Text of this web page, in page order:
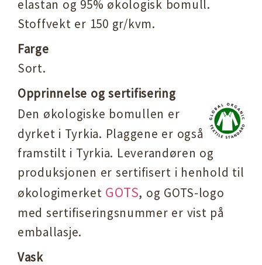
elastan og 95% økologisk bomull.
Stoffvekt er 150 gr/kvm.
Farge
Sort.
Opprinnelse og sertifisering
Den økologiske bomullen er
dyrket i Tyrkia. Plaggene er også
framstilt i Tyrkia. Leverandøren og
produksjonen er sertifisert i henhold til
økologimerket GOTS, og GOTS-logo
med sertifiseringsnummer er vist på
emballasje.
Vask